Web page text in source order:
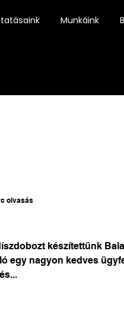
Munkáink
készítettünk
egy nagyon kedves
olvasás